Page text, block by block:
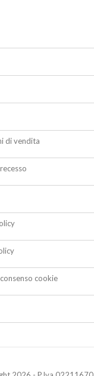
di vendita
cookie